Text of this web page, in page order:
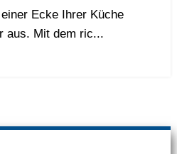
Ecke Ihrer Küche
aus. Mit dem ric...